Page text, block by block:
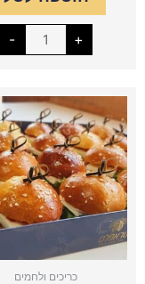
- +
כריכים ולחמים
של
בריוש
בולגרית